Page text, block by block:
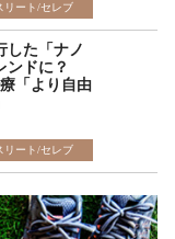
リート/セレブ
した「ナノ
ンドに？
「より自由
リート/セレブ